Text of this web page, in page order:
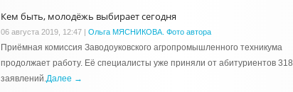
Кем быть, молодёжь выбирает сегодня
06 августа 2019, 12:47 | Ольга МЯСНИКОВА. Фото автора
Приёмная комиссия Заводоуковского агропромышленного техникума
продолжает работу. Её специалисты уже приняли от абитуриентов 318
заявлений.Далее →